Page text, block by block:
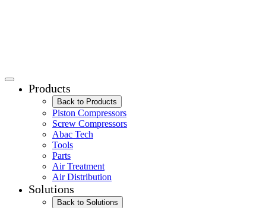
Products
Back to Products
Piston Compressors
Screw Compressors
Abac Tech
Tools
Parts
Air Treatment
Air Distribution
Solutions
Back to Solutions